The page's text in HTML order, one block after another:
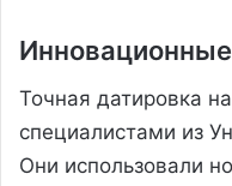
Точная датировка
специалистами из
Они использовали